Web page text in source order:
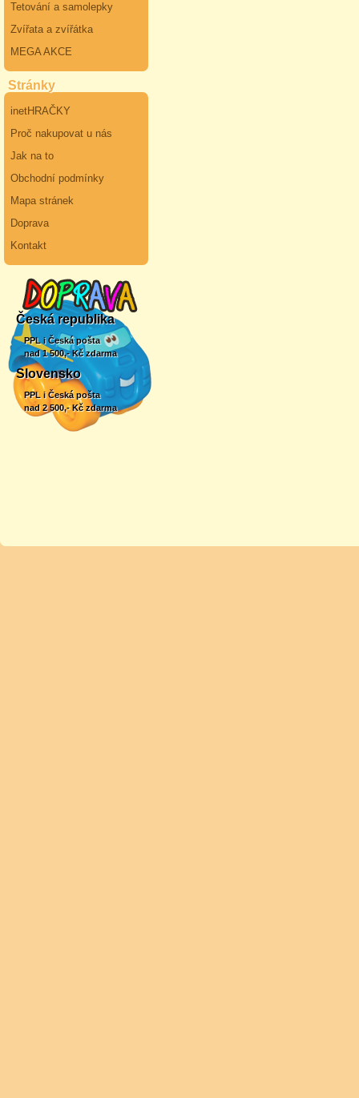
Tetování a samolepky
Zvířata a zvířátka
MEGA AKCE
Stránky
inetHRAČKY
Proč nakupovat u nás
Jak na to
Obchodní podmínky
Mapa stránek
Doprava
Kontakt
Česká republika
PPL i Česká pošta
nad 1 500,- Kč zdarma
Slovensko
PPL i Česká pošta
nad 2 500,- Kč zdarma